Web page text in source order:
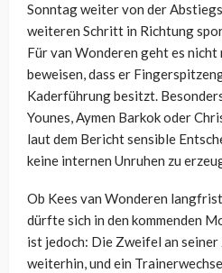
Sonntag weiter von der
weiteren Schritt in Richtung
Für van Wonderen geht es nicht
beweisen, dass er
Kaderführung besitzt.
Younes, Aymen Barkok oder
laut dem Bericht sensible
keine internen Unruhen zu
Ob Kees van Wonderen
dürfte sich in den kommenden
ist jedoch: Die Zweifel an
weiterhin, und ein